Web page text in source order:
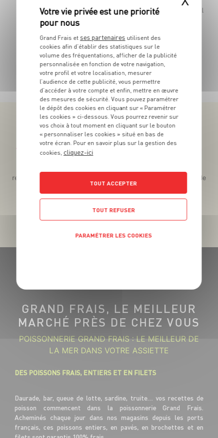
la barquette de 300 g - Soit 26€63 le kg
La
TOUTES NOS PROMOTIONS
Téléchargez l’App pour profiter d’offres exclusives !
recettes gourmandes, des jeux inédits... le tout dans une seule
app !
GRAND FRAIS, LE MEILLEUR
MARCHÉ PRÈS DE CHEZ VOUS
POISSONNERIE GRAND FRAIS : LE MEILLEUR DE
LA MER DANS VOTRE ASSIETTE
DES POISSONS FRAIS, ENTIERS ET EN FILETS
Daurade, bar, queue de lotte, sardine, truite… vos recettes de
poisson commencent dans la poissonnerie Grand Frais.
Acheminés chaque jour dans nos magasins depuis les ports
français, ces poissons entiers, en pavés, en brochettes et en
Grand Frais et ses partenaires utilisent des
cookies afin d’établir des statistiques sur le
volume des fréquentations, afficher de la publicité
personnalisée en fonction de votre navigation,
votre profil et votre localisation, mesurer
l’audience de cette publicité, vous permettre
d’accéder à votre compte et enfin, mettre en œuvre
des mesures de sécurité. Vous pouvez paramétrer
le dépôt des cookies en cliquant sur « Paramétrer
les cookies » ci-dessous. Vous pourrez revenir sur
vos choix à tout moment en cliquant sur le bouton
« personnaliser les cookies » situé en bas de
votre écran. Pour en savoir plus sur la gestion des
cookies, cliquez-ici
TOUT ACCEPTER
TOUT REFUSER
PARAMÉTRER LES COOKIES